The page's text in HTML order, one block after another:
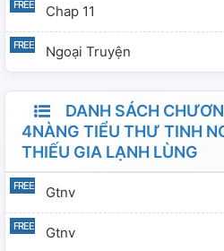
Chap 11
Ngoại Truyện
DANH SÁCH
4NÀNG TIỂU THƯ TINH
THIẾU GIA LẠNH LÙNG
Gtnv
Gtnv